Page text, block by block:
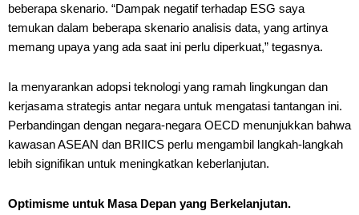
beberapa skenario. “Dampak negatif terhadap ESG saya
temukan dalam beberapa skenario analisis data, yang artinya
memang upaya yang ada saat ini perlu diperkuat,” tegasnya.
Ia menyarankan adopsi teknologi yang ramah lingkungan dan
kerjasama strategis antar negara untuk mengatasi tantangan ini.
Perbandingan dengan negara-negara OECD menunjukkan bahwa
kawasan ASEAN dan BRIICS perlu mengambil langkah-langkah
lebih signifikan untuk meningkatkan keberlanjutan.
Optimisme untuk Masa Depan yang Berkelanjutan.